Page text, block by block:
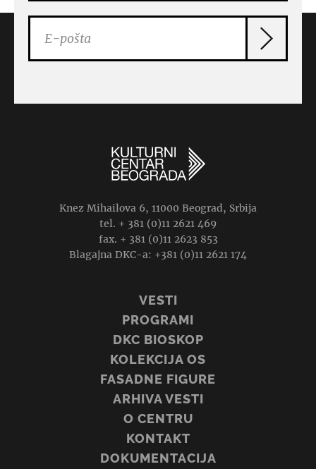
Knez Mihailova 6, 11000 Beograd, Srbija
tel. + 381 (0)11 2621 469
fax. + 381 (0)11 2623 853
Blagajna DKC-a: +381 (0)11 2621 174
VESTI
PROGRAMI
DKC BIOSKOP
KOLEKCIJA OS
FASADNE FIGURE
ARHIVA VESTI
O CENTRU
KONTAKT
DOKUMENTACIJA